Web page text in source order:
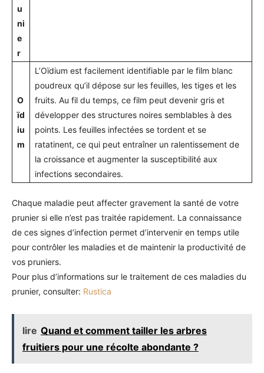
u
ni
e
r
O
ïd
iu
m
L’Oïdium est facilement identifiable par le film blanc
poudreux qu’il dépose sur les feuilles, les tiges et les
fruits. Au fil du temps, ce film peut devenir gris et
développer des structures noires semblables à des
points. Les feuilles infectées se tordent et se
ratatinent, ce qui peut entraîner un ralentissement de
la croissance et augmenter la susceptibilité aux
infections secondaires.
Chaque maladie peut affecter gravement la santé de votre
prunier si elle n’est pas traitée rapidement. La connaissance
de ces signes d’infection permet d’intervenir en temps utile
pour contrôler les maladies et de maintenir la productivité de
vos pruniers.
Pour plus d’informations sur le traitement de ces maladies du
prunier, consulter: Rustica
lire Quand et comment tailler les arbres
fruitiers pour une récolte abondante ?